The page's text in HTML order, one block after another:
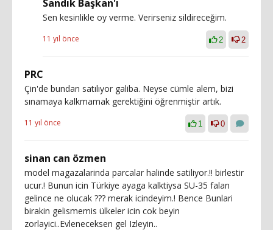
Sandık Başkan'ı
Sen kesinlikle oy verme. Verirseniz sildireceğim.
11 yıl önce 2 2
PRC
Çin'de bundan satılıyor galiba. Neyse cümle alem, bizi
sınamaya kalkmamak gerektiğini öğrenmiştir artık.
11 yıl önce 1 0
sinan can özmen
model magazalarinda parcalar halinde satiliyor.!! birlestir
ucur.! Bunun icin Türkiye ayaga kalktiysa SU-35 falan
gelince ne olucak ??? merak icindeyim.! Bence Bunlari
birakin gelismemis ülkeler icin cok beyin
zorlayici..Evleneceksen gel Izleyin..